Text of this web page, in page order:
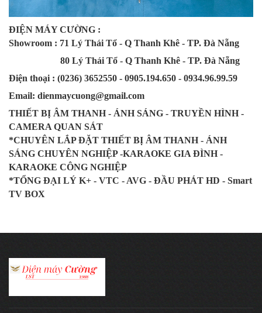
ĐIỆN MÁY CƯỜNG :
Showroom : 71 Lý Thái Tổ - Q Thanh Khê - TP. Đà Nẵng
80 Lý Thái Tổ - Q Thanh Khê - TP. Đà Nẵng
Điện thoại : (0236) 3652550 - 0905.194.650 - 0934.96.99.59
Email: dienmaycuong@gmail.com
THIẾT BỊ ÂM THANH - ÁNH SÁNG - TRUYỀN HÌNH -
CAMERA QUAN SÁT
*CHUYÊN LẮP ĐẶT THIẾT BỊ ÂM THANH - ÁNH
SÁNG CHUYÊN NGHIỆP -KARAOKE GIA ĐÌNH -
KARAOKE CÔNG NGHIỆP
*TỔNG ĐẠI LÝ K+ - VTC - AVG - ĐẦU PHÁT HD - Smart
TV BOX